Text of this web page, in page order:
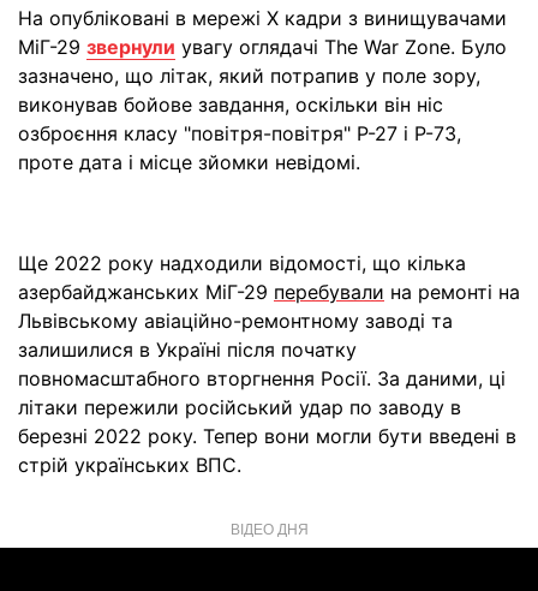
На опубліковані в мережі X кадри з винищувачами
МіГ-29 звернули увагу оглядачі The War Zone. Було
зазначено, що літак, який потрапив у поле зору,
виконував бойове завдання, оскільки він ніс
озброєння класу "повітря-повітря" Р-27 і Р-73,
проте дата і місце зйомки невідомі.
Ще 2022 року надходили відомості, що кілька
азербайджанських МіГ-29 перебували на ремонті на
Львівському авіаційно-ремонтному заводі та
залишилися в Україні після початку
повномасштабного вторгнення Росії. За даними, ці
літаки пережили російський удар по заводу в
березні 2022 року. Тепер вони могли бути введені в
стрій українських ВПС.
ВІДЕО ДНЯ